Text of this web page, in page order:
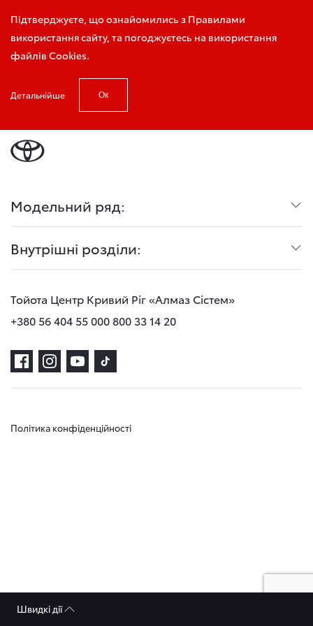
Підтверджуєте, що ознайомились з Правилами
використання сайту, та погоджуєтесь на використання
файлів Cookies.
Детальнійше Ок
Запис на тест-драйв
Швидкі дії
Головна ConsultantPage
Модельний ряд:
Внутрішні розділи:
Тойота Центр Кривий Ріг «Алмаз Сістем»
+380 56 404 55 000 800 33 14 20
Політика конфіденційності